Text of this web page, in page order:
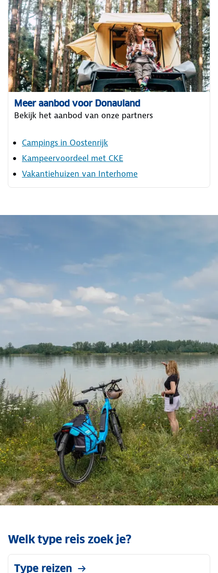
Meer aanbod voor Donauland
Bekijk het aanbod van onze partners
Campings in Oostenrijk
Kampeervoordeel met CKE
Vakantiehuizen van Interhome
Meer in Kampioen
Welk type reis zoek je?
Type reizen